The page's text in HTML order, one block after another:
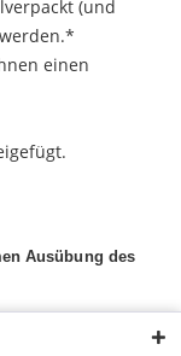
(und
einen
Ausübung des